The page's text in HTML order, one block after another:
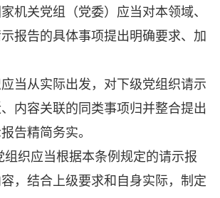
机关党组（党委）应当对本领域、
报告的具体事项提出明确要求、加
从实际出发，对下级党组织请示
内容关联的同类事项归并整合提出
告精简务实。
织应当根据本条例规定的请示报
，结合上级要求和自身实际，制定